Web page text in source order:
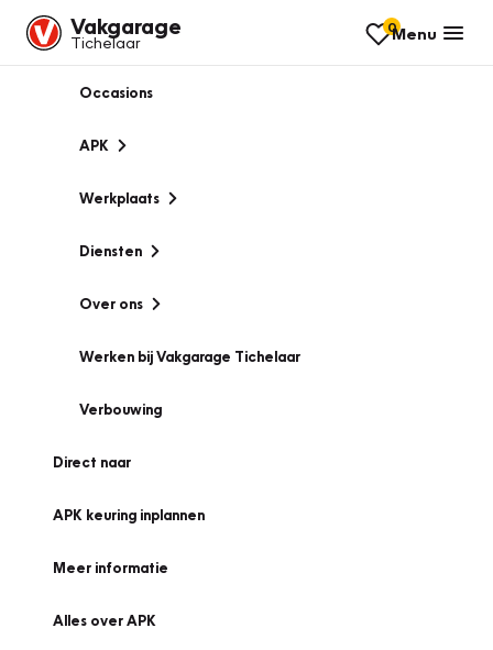
Vakgarage
Tichelaar
0Menu
Occasions
APK
Werkplaats
Diensten
Over ons
Werken bij Vakgarage Tichelaar
Verbouwing
Direct naar
APK keuring inplannen
Meer informatie
Alles over APK